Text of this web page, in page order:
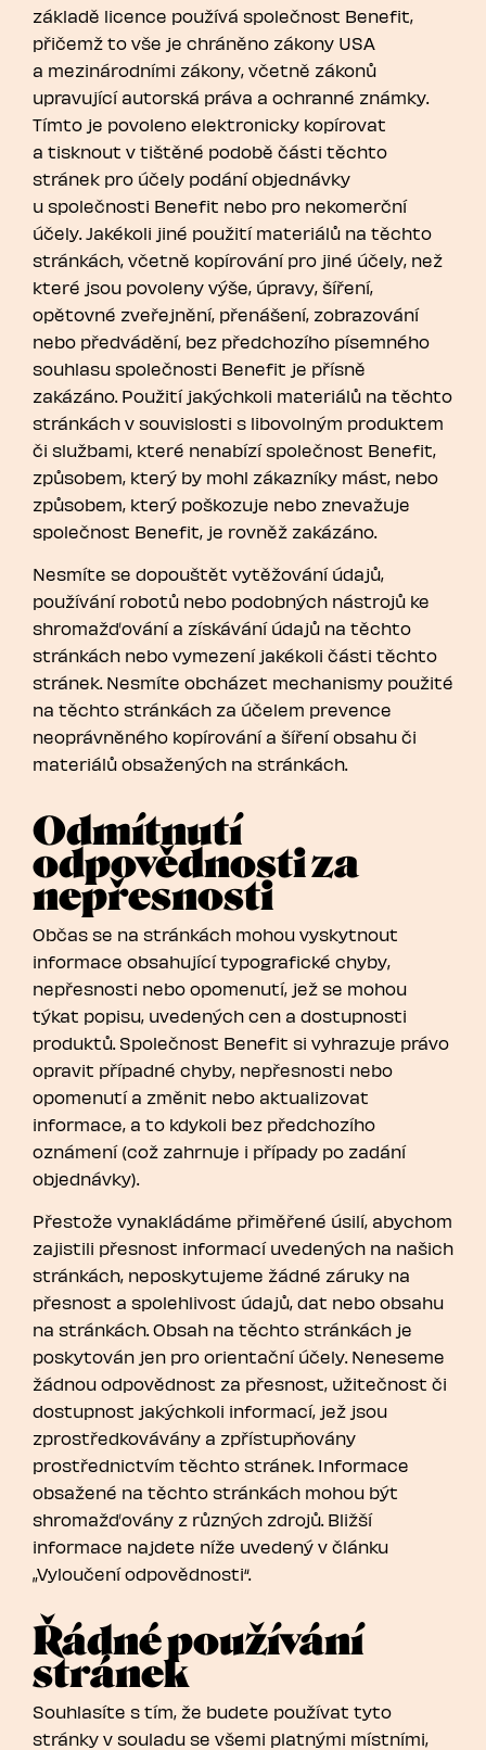
základě licence používá společnost Benefit,
přičemž to vše je chráněno zákony USA
a mezinárodními zákony, včetně zákonů
upravující autorská práva a ochranné známky.
Tímto je povoleno elektronicky kopírovat
a tisknout v tištěné podobě části těchto
stránek pro účely podání objednávky
u společnosti Benefit nebo pro nekomerční
účely. Jakékoli jiné použití materiálů na těchto
stránkách, včetně kopírování pro jiné účely, než
které jsou povoleny výše, úpravy, šíření,
opětovné zveřejnění, přenášení, zobrazování
nebo předvádění, bez předchozího písemného
souhlasu společnosti Benefit je přísně
zakázáno. Použití jakýchkoli materiálů na těchto
stránkách v souvislosti s libovolným produktem
či službami, které nenabízí společnost Benefit,
způsobem, který by mohl zákazníky mást, nebo
způsobem, který poškozuje nebo znevažuje
společnost Benefit, je rovněž zakázáno.
Nesmíte se dopouštět vytěžování údajů,
používání robotů nebo podobných nástrojů ke
shromažďování a získávání údajů na těchto
stránkách nebo vymezení jakékoli části těchto
stránek. Nesmíte obcházet mechanismy použité
na těchto stránkách za účelem prevence
neoprávněného kopírování a šíření obsahu či
materiálů obsažených na stránkách.
Odmítnutí
odpovědnosti za
nepřesnosti
Občas se na stránkách mohou vyskytnout
informace obsahující typografické chyby,
nepřesnosti nebo opomenutí, jež se mohou
týkat popisu, uvedených cen a dostupnosti
produktů. Společnost Benefit si vyhrazuje právo
opravit případné chyby, nepřesnosti nebo
opomenutí a změnit nebo aktualizovat
informace, a to kdykoli bez předchozího
oznámení (což zahrnuje i případy po zadání
objednávky).
Přestože vynakládáme přiměřené úsilí, abychom
zajistili přesnost informací uvedených na našich
stránkách, neposkytujeme žádné záruky na
přesnost a spolehlivost údajů, dat nebo obsahu
na stránkách. Obsah na těchto stránkách je
poskytován jen pro orientační účely. Neneseme
žádnou odpovědnost za přesnost, užitečnost či
dostupnost jakýchkoli informací, jež jsou
zprostředkovávány a zpřístupňovány
prostřednictvím těchto stránek. Informace
obsažené na těchto stránkách mohou být
shromažďovány z různých zdrojů. Bližší
informace najdete níže uvedený v článku
„Vyloučení odpovědnosti“.
Řádné používání
stránek
Souhlasíte s tím, že budete používat tyto
stránky v souladu se všemi platnými místními,